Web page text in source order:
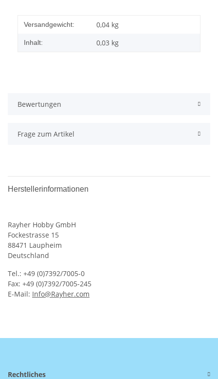
Versandgewicht: 0,04 kg
Inhalt: 0,03 kg
Bewertungen
Frage zum Artikel
Herstellerinformationen
Rayher Hobby GmbH
Fockestrasse 15
88471 Laupheim
Deutschland
Tel.: +49 (0)7392/7005-0
Fax: +49 (0)7392/7005-245
E-Mail: Info@Rayher.com
Rechtliches